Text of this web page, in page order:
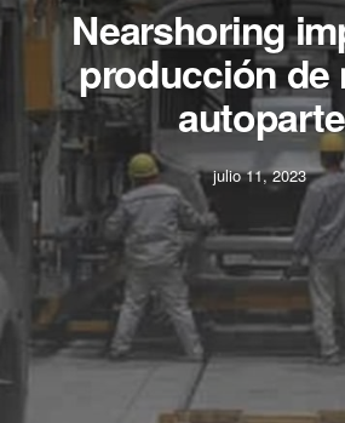
Nearshoring
producción de
julio 11, 2023